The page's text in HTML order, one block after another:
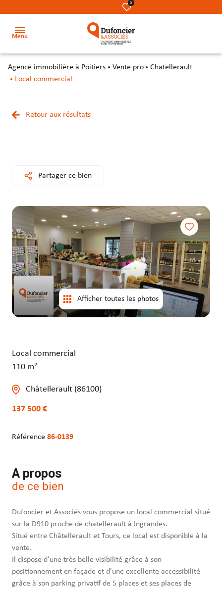
0
Menu
Accueil
entrepôts
Louer
entrepôts
métiers
Contact
agence immobilière à Poitiers Vente pro
Chatellerault
Local commercial
Retour aux résultats
Partager ce bien
Afficher toutes les photos
Local commercial
110 m²
Châtellerault (86100)
137 500 €
Référence 86-0139
A propos
de ce bien
Dufoncier et Associés vous propose un local commercial situé
sur la D910 proche de chatellerault à Ingrandes.
Situé entre Châtellerault et Tours, ce local est disponible à la
vente.
Il dispose d'une très belle visibilité grâce à son
positionnement en façade et d'une excellente accessibilité
grâce à son parking privatif de 5 places et ses places de